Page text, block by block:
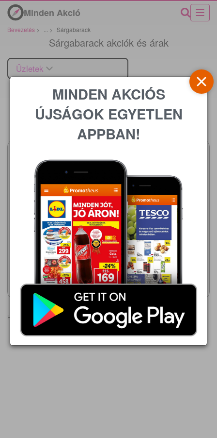
Minden Akció
Bevezetés > > Sárgabarack
Sárgabarack akciók és árak
Üzletek
Ár
Auchan
2026.08.06 - 08.12
125,00 Ft
SÁRGABARACK
LEKVÁROSFÁNK
Akciós újság
megtekintése
Lidl
2026.08.10 - 08.12
679,00 Ft
Saturn barack
Akciós újság
Hirdetések
MINDEN AKCIÓS
ÚJSÁGOK EGYETLEN
APPBAN!